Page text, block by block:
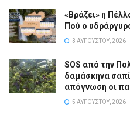
«Βράζει» η
Πού ο
3 ΑΥΓΟΎΣΤΟΥ, 2026
SOS από την
δαμάσκηνα
απόγνωση οι
5 ΑΥΓΟΎΣΤΟΥ, 2026